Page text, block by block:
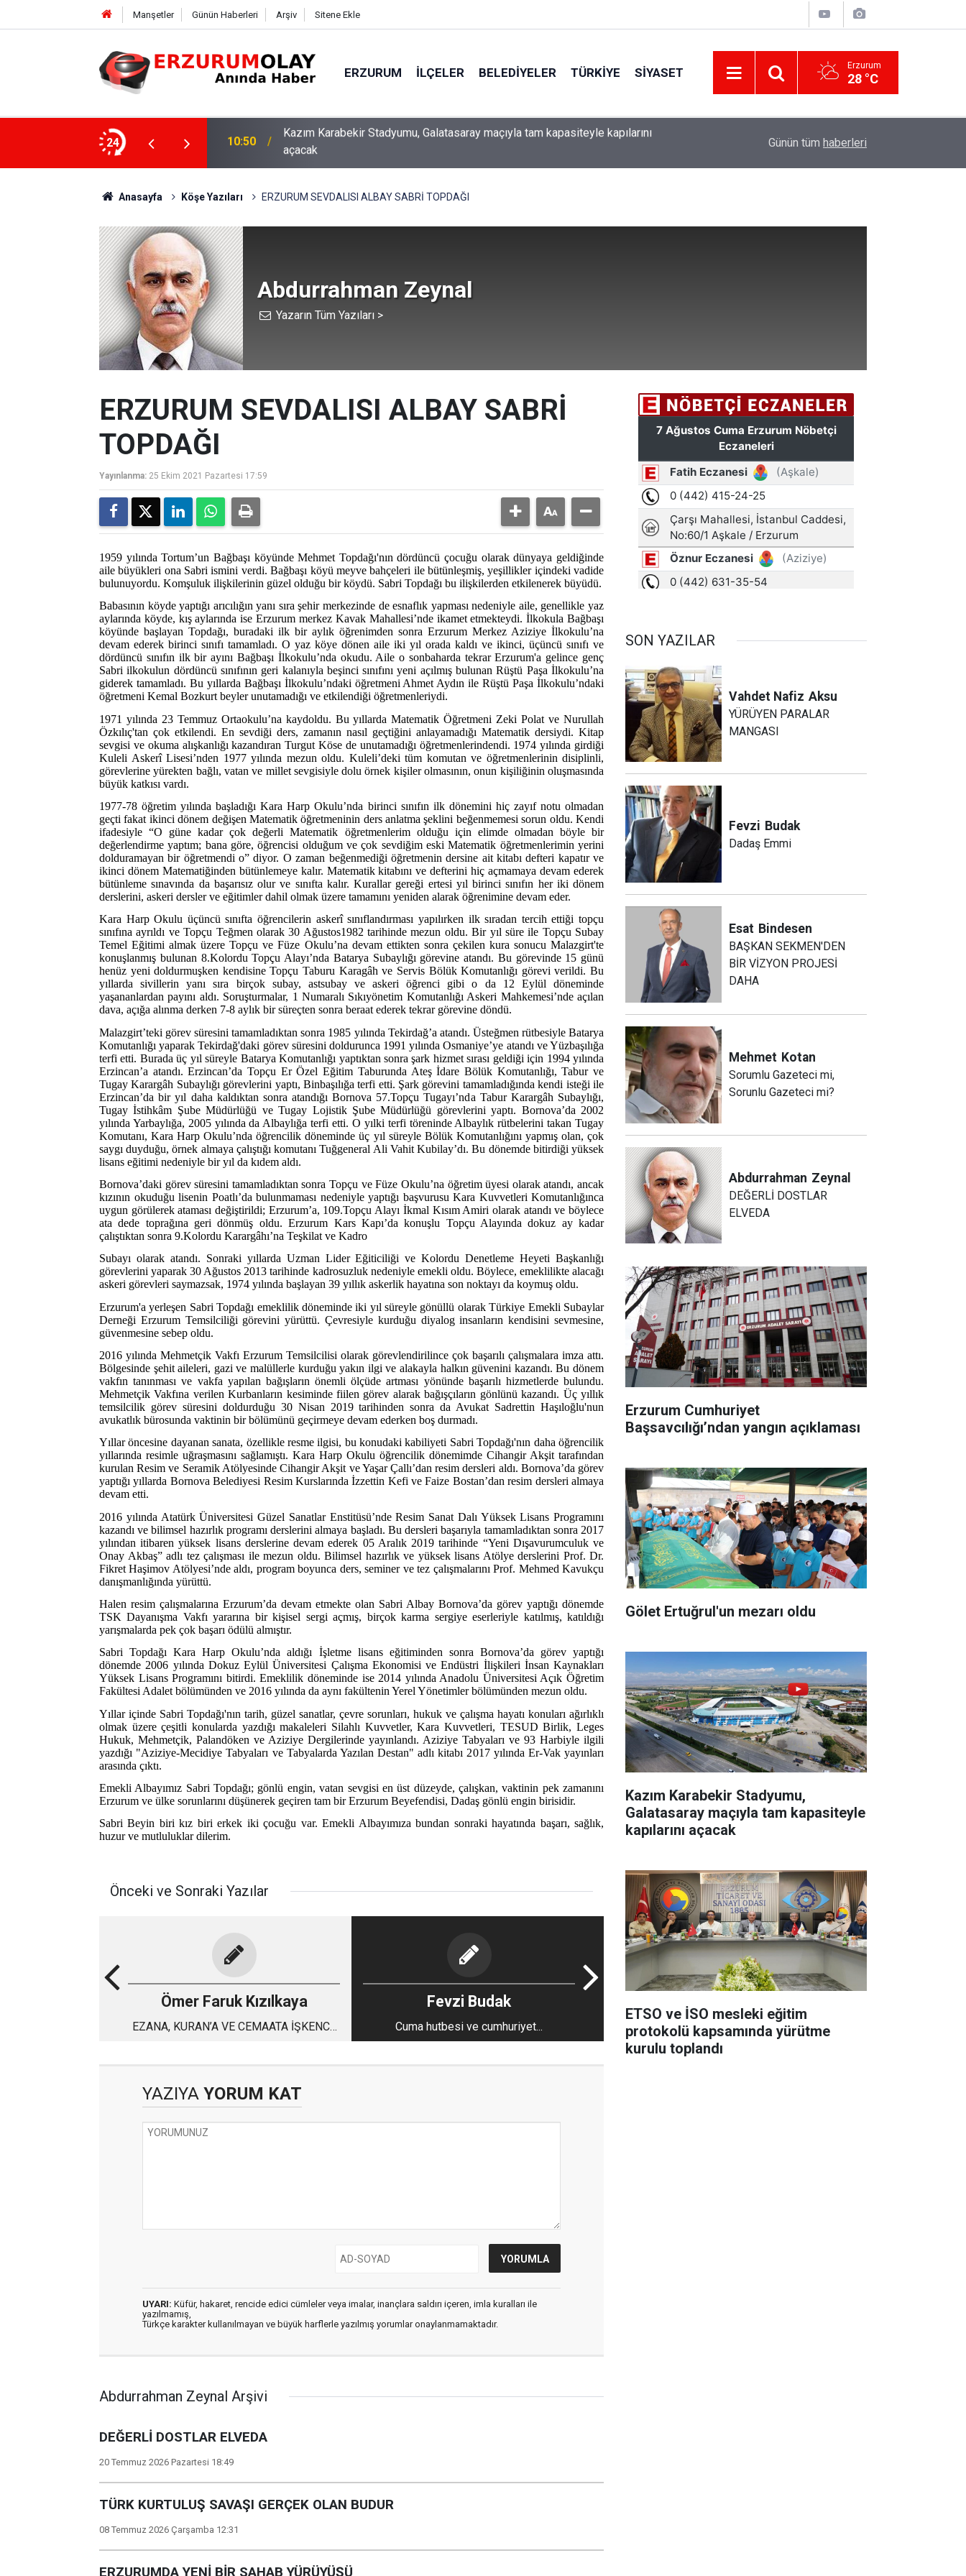
Manşetler Günün Haberleri Arşiv Sitene Ekle
ERZURUM İLÇELER BELEDIYELER TÜRKIYE SIYASET Erzurum
28 °C
24
maçıyla tam kapasiteyle kapılarını
10:44 ETSO ve İSO mesleki eğitim protokolü kapsamında yürütme kurulu toplandı Erzurum Adliyesi'nde yangın: 2 kişi dumandan
Günün tüm haberleri
Anasayfa Köşe Yazıları ERZURUM SEVDALISI ALBAY SABRİ TOPDAĞI
Abdurrahman Zeynal
Yazarın Tüm Yazıları >
ERZURUM SEVDALISI ALBAY SABRİ
TOPDAĞI
Yayınlanma: 25 Ekim 2021 Pazartesi 17:59
1959 yılında Tortum’un Bağbaşı köyünde Mehmet Topdağı'nın dördüncü çocuğu olarak dünyaya geldiğinde
aile büyükleri ona Sabri ismini verdi. Bağbaşı köyü meyve bahçeleri ile bütünleşmiş, yeşillikler içindeki vadide
bulunuyordu. Komşuluk ilişkilerinin güzel olduğu bir köydü. Sabri Topdağı bu ilişkilerden etkilenerek büyüdü.
Babasının köyde yaptığı arıcılığın yanı sıra şehir merkezinde de esnaflık yapması nedeniyle aile, genellikle yaz
aylarında köyde, kış aylarında ise Erzurum merkez Kavak Mahallesi’nde ikamet etmekteydi. İlkokula Bağbaşı
köyünde başlayan Topdağı, buradaki ilk bir aylık öğrenimden sonra Erzurum Merkez Aziziye İlkokulu’na
devam ederek birinci sınıfı tamamladı. O yaz köye dönen aile iki yıl orada kaldı ve ikinci, üçüncü sınıfı ve
dördüncü sınıfın ilk bir ayını Bağbaşı İlkokulu’nda okudu. Aile o sonbaharda tekrar Erzurum'a gelince genç
Sabri ilkokulun dördüncü sınıfının geri kalanıyla beşinci sınıfını yeni açılmış bulunan Rüştü Paşa İlkokulu’na
giderek tamamladı. Bu yıllarda Bağbaşı İlkokulu’ndaki öğretmeni Ahmet Aydın ile Rüştü Paşa İlkokulu’ndaki
öğretmeni Kemal Bozkurt beyler unutamadığı ve etkilendiği öğretmenleriydi.
1971 yılında 23 Temmuz Ortaokulu’na kaydoldu. Bu yıllarda Matematik Öğretmeni Zeki Polat ve Nurullah
Özkılıç'tan çok etkilendi. En sevdiği ders, zamanın nasıl geçtiğini anlayamadığı Matematik dersiydi. Kitap
sevgisi ve okuma alışkanlığı kazandıran Turgut Köse de unutamadığı öğretmenlerindendi. 1974 yılında girdiği
Kuleli Askerî Lisesi’nden 1977 yılında mezun oldu. Kuleli’deki tüm komutan ve öğretmenlerinin disiplinli,
görevlerine yürekten bağlı, vatan ve millet sevgisiyle dolu örnek kişiler olmasının, onun kişiliğinin oluşmasında
büyük katkısı vardı.
1977-78 öğretim yılında başladığı Kara Harp Okulu’nda birinci sınıfın ilk dönemini hiç zayıf notu olmadan
geçti fakat ikinci dönem değişen Matematik öğretmeninin ders anlatma şeklini beğenmemesi sorun oldu. Kendi
ifadesiyle “O güne kadar çok değerli Matematik öğretmenlerim olduğu için elimde olmadan böyle bir
değerlendirme yaptım; bana göre, öğrencisi olduğum ve çok sevdiğim eski Matematik öğretmenlerimin yerini
dolduramayan bir öğretmendi o” diyor. O zaman beğenmediği öğretmenin dersine ait kitabı defteri kapatır ve
ikinci dönem Matematiğinden bütünlemeye kalır. Matematik kitabını ve defterini hiç açmamaya devam ederek
bütünleme sınavında da başarısız olur ve sınıfta kalır. Kurallar gereği ertesi yıl birinci sınıfın her iki dönem
derslerini, askeri dersler ve eğitimler dahil olmak üzere tamamını yeniden alarak öğrenimine devam eder.
Kara Harp Okulu üçüncü sınıfta öğrencilerin askerî sınıflandırması yapılırken ilk sıradan tercih ettiği topçu
sınıfına ayrıldı ve Topçu Teğmen olarak 30 Ağustos1982 tarihinde mezun oldu. Bir yıl süre ile Topçu Subay
Temel Eğitimi almak üzere Topçu ve Füze Okulu’na devam ettikten sonra çekilen kura sonucu Malazgirt'te
konuşlanmış bulunan 8.Kolordu Topçu Alayı’nda Batarya Subaylığı görevine atandı. Bu görevinde 15 günü
henüz yeni doldurmuşken kendisine Topçu Taburu Karagâh ve Servis Bölük Komutanlığı görevi verildi. Bu
yıllarda sivillerin yanı sıra birçok subay, astsubay ve askeri öğrenci gibi o da 12 Eylül döneminde
yaşananlardan payını aldı. Soruşturmalar, 1 Numaralı Sıkıyönetim Komutanlığı Askeri Mahkemesi’nde açılan
dava, açığa alınma derken 7-8 aylık bir süreçten sonra beraat ederek tekrar görevine döndü.
Malazgirt’teki görev süresini tamamladıktan sonra 1985 yılında Tekirdağ’a atandı. Üsteğmen rütbesiyle Batarya
Komutanlığı yaparak Tekirdağ'daki görev süresini doldurunca 1991 yılında Osmaniye’ye atandı ve Yüzbaşılığa
terfi etti. Burada üç yıl süreyle Batarya Komutanlığı yaptıktan sonra şark hizmet sırası geldiği için 1994 yılında
Erzincan’a atandı. Erzincan’da Topçu Er Özel Eğitim Taburunda Ateş İdare Bölük Komutanlığı, Tabur ve
Tugay Karargâh Subaylığı görevlerini yaptı, Binbaşılığa terfi etti. Şark görevini tamamladığında kendi isteği ile
Erzincan’da bir yıl daha kaldıktan sonra atandığı Bornova 57.Topçu Tugayı’nda Tabur Karargâh Subaylığı,
Tugay İstihkâm Şube Müdürlüğü ve Tugay Lojistik Şube Müdürlüğü görevlerini yaptı. Bornova’da 2002
yılında Yarbaylığa, 2005 yılında da Albaylığa terfi etti. O yılki terfi töreninde Albaylık rütbelerini takan Tugay
Komutanı, Kara Harp Okulu’nda öğrencilik döneminde üç yıl süreyle Bölük Komutanlığını yapmış olan, çok
saygı duyduğu, örnek almaya çalıştığı komutanı Tuğgeneral Ali Vahit Kubilay’dı. Bu dönemde bitirdiği yüksek
lisans eğitimi nedeniyle bir yıl da kıdem aldı.
Bornova’daki görev süresini tamamladıktan sonra Topçu ve Füze Okulu’na öğretim üyesi olarak atandı, ancak
kızının okuduğu lisenin Poatlı’da bulunmaması nedeniyle yaptığı başvurusu Kara Kuvvetleri Komutanlığınca
uygun görülerek ataması değiştirildi; Erzurum’a, 109.Topçu Alayı İkmal Kısım Amiri olarak atandı ve böylece
ata dede toprağına geri dönmüş oldu. Erzurum Kars Kapı’da konuşlu Topçu Alayında dokuz ay kadar
çalıştıktan sonra 9.Kolordu Karargâhı’na Teşkilat ve Kadro
Subayı olarak atandı. Sonraki yıllarda Uzman Lider Eğiticiliği ve Kolordu Denetleme Heyeti Başkanlığı
görevlerini yaparak 30 Ağustos 2013 tarihinde kadrosuzluk nedeniyle emekli oldu. Böylece, emeklilikte alacağı
askeri görevleri saymazsak, 1974 yılında başlayan 39 yıllık askerlik hayatına son noktayı da koymuş oldu.
Erzurum'a yerleşen Sabri Topdağı emeklilik döneminde iki yıl süreyle gönüllü olarak Türkiye Emekli Subaylar
Derneği Erzurum Temsilciliği görevini yürüttü. Çevresiyle kurduğu diyalog insanların kendisini sevmesine,
güvenmesine sebep oldu.
2016 yılında Mehmetçik Vakfı Erzurum Temsilcilisi olarak görevlendirilince çok başarılı çalışmalara imza attı.
Bölgesinde şehit aileleri, gazi ve malüllerle kurduğu yakın ilgi ve alakayla halkın güvenini kazandı. Bu dönem
vakfın tanınması ve vakfa yapılan bağışların önemli ölçüde artması yönünde başarılı hizmetlerde bulundu.
Mehmetçik Vakfına verilen Kurbanların kesiminde fiilen görev alarak bağışçıların gönlünü kazandı. Üç yıllık
temsilcilik görev süresini doldurduğu 30 Nisan 2019 tarihinden sonra da Avukat Sadrettin Haşıloğlu'nun
avukatlık bürosunda vaktinin bir bölümünü geçirmeye devam ederken boş durmadı.
Yıllar öncesine dayanan sanata, özellikle resme ilgisi, bu konudaki kabiliyeti Sabri Topdağı'nın daha öğrencilik
yıllarında resimle uğraşmasını sağlamıştı. Kara Harp Okulu öğrencilik dönemimde Cihangir Akşit tarafından
kurulan Resim ve Seramik Atölyesinde Cihangir Akşit ve Yaşar Çallı’dan resim dersleri aldı. Bornova’da görev
yaptığı yıllarda Bornova Belediyesi Resim Kurslarında İzzettin Kefi ve Faize Bostan’dan resim dersleri almaya
devam etti.
2016 yılında Atatürk Üniversitesi Güzel Sanatlar Enstitüsü’nde Resim Sanat Dalı Yüksek Lisans Programını
kazandı ve bilimsel hazırlık programı derslerini almaya başladı. Bu dersleri başarıyla tamamladıktan sonra 2017
yılından itibaren yüksek lisans derslerine devam ederek 05 Aralık 2019 tarihinde “Yeni Dışavurumculuk ve
Onay Akbaş” adlı tez çalışması ile mezun oldu. Bilimsel hazırlık ve yüksek lisans Atölye derslerini Prof. Dr.
Fikret Haşimov Atölyesi’nde aldı, program boyunca ders, seminer ve tez çalışmalarını Prof. Mehmed Kavukçu
danışmanlığında yürüttü.
Halen resim çalışmalarına Erzurum’da devam etmekte olan Sabri Albay Bornova’da görev yaptığı dönemde
TSK Dayanışma Vakfı yararına bir kişisel sergi açmış, birçok karma sergiye eserleriyle katılmış, katıldığı
yarışmalarda pek çok başarı ödülü almıştır.
Sabri Topdağı Kara Harp Okulu’nda aldığı İşletme lisans eğitiminden sonra Bornova’da görev yaptığı
dönemde 2006 yılında Dokuz Eylül Üniversitesi Çalışma Ekonomisi ve Endüstri İlişkileri İnsan Kaynakları
Yüksek Lisans Programını bitirdi. Emeklilik döneminde ise 2014 yılında Anadolu Üniversitesi Açık Öğretim
Fakültesi Adalet bölümünden ve 2016 yılında da aynı fakültenin Yerel Yönetimler bölümünden mezun oldu.
Yıllar içinde Sabri Topdağı'nın tarih, güzel sanatlar, çevre sorunları, hukuk ve çalışma hayatı konuları ağırlıklı
olmak üzere çeşitli konularda yazdığı makaleleri Silahlı Kuvvetler, Kara Kuvvetleri, TESUD Birlik, Leges
Hukuk, Mehmetçik, Palandöken ve Aziziye Dergilerinde yayınlandı. Aziziye Tabyaları ve 93 Harbiyle ilgili
yazdığı "Aziziye-Mecidiye Tabyaları ve Tabyalarda Yazılan Destan" adlı kitabı 2017 yılında Er-Vak yayınları
arasında çıktı.
Emekli Albayımız Sabri Topdağı; gönlü engin, vatan sevgisi en üst düzeyde, çalışkan, vaktinin pek zamanını
Erzurum ve ülke sorunlarını düşünerek geçiren tam bir Erzurum Beyefendisi, Dadaş gönlü engin birisidir.
Sabri Beyin biri kız biri erkek iki çocuğu var. Emekli Albayımıza bundan sonraki hayatında başarı, sağlık,
huzur ve mutluluklar dilerim.
Önceki ve Sonraki Yazılar
Ömer Faruk Kızılkaya
EZANA, KURAN’A VE CEMAATA İŞKENCE
Fevzi Budak
Cuma hutbesi ve cumhuriyet...
YAZIYA YORUM KAT
UYARI: Küfür, hakaret, rencide edici cümleler veya imalar, inançlara saldırı içeren, imla kuralları ile
yazılmamış,
Türkçe karakter kullanılmayan ve büyük harflerle yazılmış yorumlar onaylanmamaktadır.
Abdurrahman Zeynal Arşivi
DEĞERLİ DOSTLAR ELVEDA
20 Temmuz 2026 Pazartesi 18:49
TÜRK KURTULUŞ SAVAŞI GERÇEK OLAN BUDUR
08 Temmuz 2026 Çarşamba 12:31
ERZURUMDA YENİ BİR SAHAB YÜRÜYÜŞÜ
SON YAZILAR
Vahdet Nafiz Aksu
YÜRÜYEN PARALAR
MANGASI
Fevzi Budak
Dadaş Emmi
Esat Bindesen
BAŞKAN SEKMEN'DEN
BİR VİZYON PROJESİ
DAHA
Mehmet Kotan
Sorumlu Gazeteci mi,
Sorunlu Gazeteci mi?
Abdurrahman Zeynal
DEĞERLİ DOSTLAR
ELVEDA
Erzurum Cumhuriyet
Başsavcılığı’ndan yangın açıklaması
Gölet Ertuğrul'un mezarı oldu
Kazım Karabekir Stadyumu,
Galatasaray maçıyla tam kapasiteyle
kapılarını açacak
ETSO ve İSO mesleki eğitim
protokolü kapsamında yürütme
kurulu toplandı